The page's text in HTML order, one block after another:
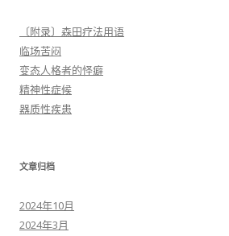
〔附录〕森田疗法用语
临场苦闷
变态人格者的怪癖
精神性症候
器质性疾患
文章归档
2024年10月
2024年3月